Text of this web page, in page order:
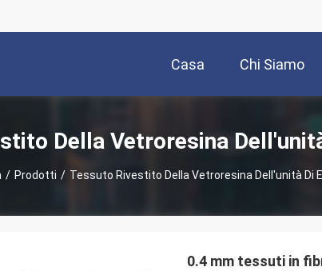
Casa Chi Siamo
Della Vetroresina
/ Prodotti / Tessuto Rivestito Della Vetroresina Dell'unità Di
0.4 mm tessuti in